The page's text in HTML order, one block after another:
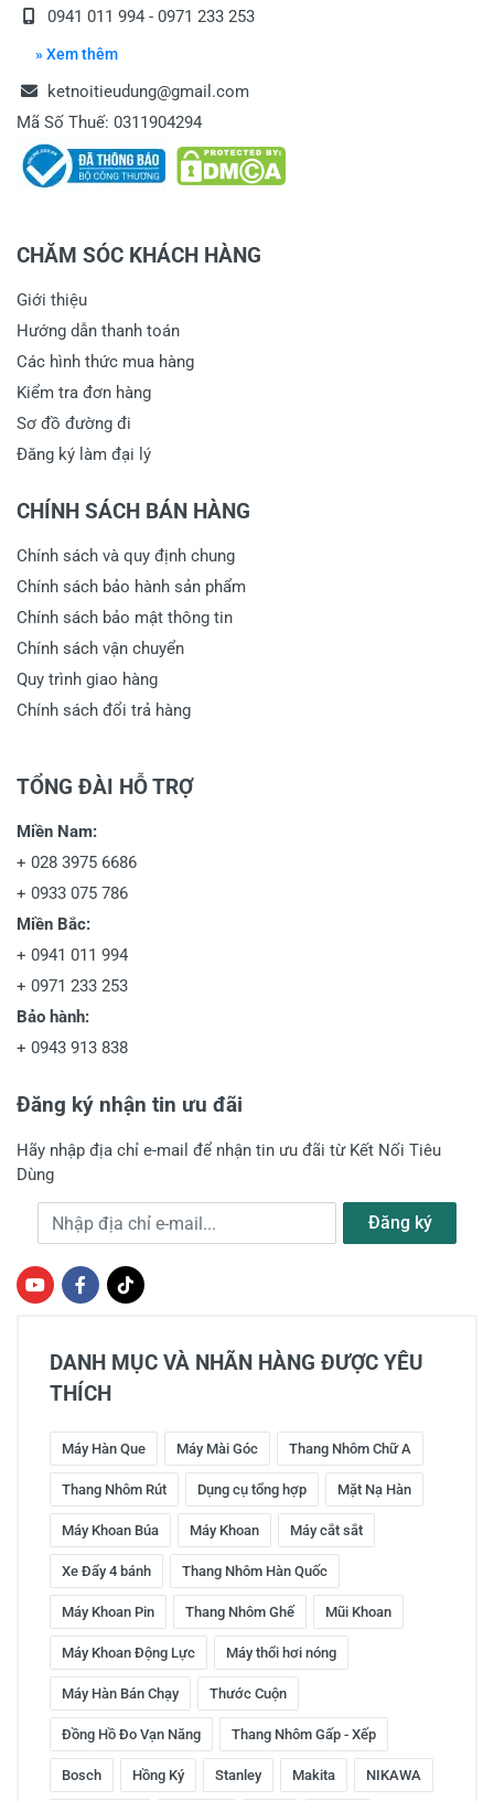
0941 011 994 - 0971 233 253
» Xem thêm
ketnoitieudung@gmail.com
Mã Số Thuế: 0311904294
CHĂM SÓC KHÁCH HÀNG
Giới thiệu
Hướng dẫn thanh toán
Các hình thức mua hàng
Kiểm tra đơn hàng
Sơ đồ đường đi
Đăng ký làm đại lý
CHÍNH SÁCH BÁN HÀNG
Chính sách và quy định chung
Chính sách bảo hành sản phẩm
Chính sách bảo mật thông tin
Chính sách vận chuyển
Quy trình giao hàng
Chính sách đổi trả hàng
TỔNG ĐÀI HỖ TRỢ
Miền Nam:
+ 028 3975 6686
+ 0933 075 786
Miền Bắc:
+ 0941 011 994
+ 0971 233 253
Bảo hành:
+ 0943 913 838
Đăng ký nhận tin ưu đãi
Hãy nhập địa chỉ e-mail để nhận tin ưu đãi từ Kết Nối Tiêu
Dùng
Địa chỉ e-mail Đăng ký
DANH MỤC VÀ NHÃN HÀNG ĐƯỢC YÊU
THÍCH
Máy Hàn Que Máy Mài Góc Thang Nhôm Chữ A
Thang Nhôm Rút Dụng cụ tổng hợp Mặt Nạ Hàn
Máy Khoan Búa Máy Khoan Máy cắt sắt
Xe Đẩy 4 bánh Thang Nhôm Hàn Quốc
Máy Khoan Pin Thang Nhôm Ghế Mũi Khoan
Máy Khoan Động Lực Máy thổi hơi nóng
Máy Hàn Bán Chạy Thước Cuộn
Đồng Hồ Đo Vạn Năng Thang Nhôm Gấp - Xếp
Bosch Hồng Ký Stanley Makita NIKAWA